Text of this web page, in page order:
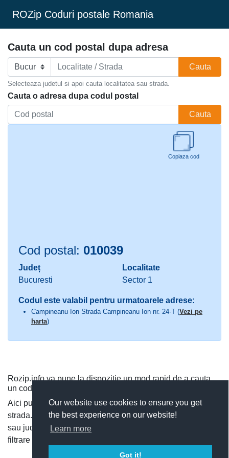
Our website use cookies to ensure you get
the best experience on our website!
Learn more
Got it!
ROZip Coduri postale Romania
Cauta un cod postal dupa adresa
Cauta
Selecteaza judetul si apoi cauta localitatea sau strada.
Cauta o adresa dupa codul postal
Cauta
Cod postal: 010039
Copiaza cod
Județ
Bucuresti
Localitate
Sector 1
Codul este valabil pentru urmatoarele adrese:
Campineanu Ion Strada Campineanu Ion nr. 24-T (Vezi pe
harta)
Rozip.info va pune la dispozitie un mod rapid de a cauta
un cod postal.
Aici puteti cauta dupa judet si localitate, sau direct dupa
strada. Puteti vedea toate codurile postale dintr-o localitate
sau judet, si cauta rapid un cod postal, utilizand functia de
filtrare a codurilor postale.